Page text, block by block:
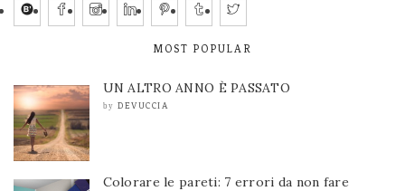
MOST POPULAR
UN ALTRO ANNO È PASSATO
by DEVUCCIA
Colorare le pareti: 7 errori da non fare